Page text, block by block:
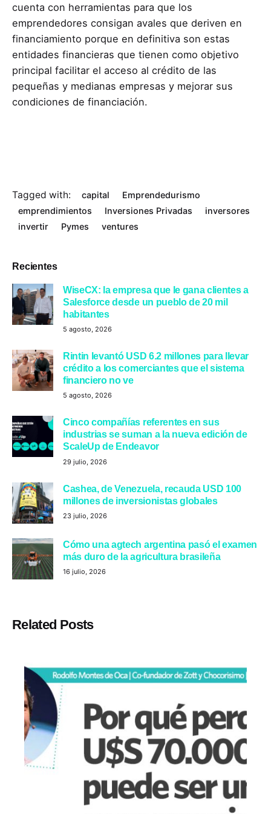
Recientes
WiseCX: la empresa que le gana clientes a
Salesforce desde un pueblo de 20 mil
habitantes
5 agosto, 2026
Rintin levantó USD 6.2 millones para llevar
crédito a los comerciantes que el sistema
financiero no ve
5 agosto, 2026
Cinco compañías referentes en sus
industrias se suman a la nueva edición de
ScaleUp de Endeavor
29 julio, 2026
Cashea, de Venezuela, recauda USD 100
millones de inversionistas globales
23 julio, 2026
Cómo una agtech argentina pasó el examen
más duro de la agricultura brasileña
16 julio, 2026
cuenta con herramientas para que los
emprendedores consigan avales que deriven en
financiamiento porque en definitiva son estas
entidades financieras que tienen como objetivo
principal facilitar el acceso al crédito de las
pequeñas y medianas empresas y mejorar sus
condiciones de financiación.
Tagged with: capital
Emprendedurismo
emprendimientos
Inversiones Privadas
inversores
invertir
Pymes ventures
Related Posts